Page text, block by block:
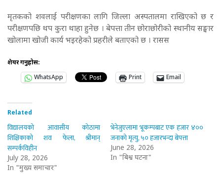
मृतकको शवलाई परीक्षणका लागि जिल्ला अस्पतालमा राखिएको छ र
परीक्षणपछि थप कुरा थाहा हुनेछ । बेपत्ता तीन छोराछोरीको स्थानीय सङ्घार
खोलामा खोजी कार्य भइरहेको प्रहरीले बताएको छ । रासस
शेयर गर्नुहोस:
WhatsApp
Print Email
Related
विद्यालयको आवासीय कोठामा
शिक्षिकाको शव फेला, श्रीमान्
सम्पर्कविहीन
July 28, 2026
In "मुख्य समाचार"
भेनेजुएलामा भूकम्पबाट एक हजार ४००
जनाको मृत्यु, ५० हजारभन्दा बेपत्ता
June 28, 2026
In "बिश्व घटना"